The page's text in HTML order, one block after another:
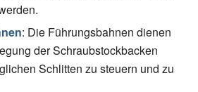
: Die Führungsbahnen dienen
der Schraubstockbacken
Schlitten zu steuern und zu